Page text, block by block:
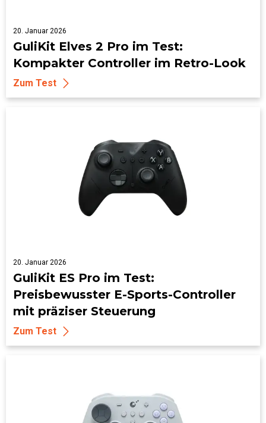
20. Januar 2026
GuliKit Elves 2 Pro im Test:
Kompakter Controller im Retro-Look
Zum Test
20. Januar 2026
GuliKit ES Pro im Test:
Preisbewusster E-Sports-Controller
mit präziser Steuerung
Zum Test